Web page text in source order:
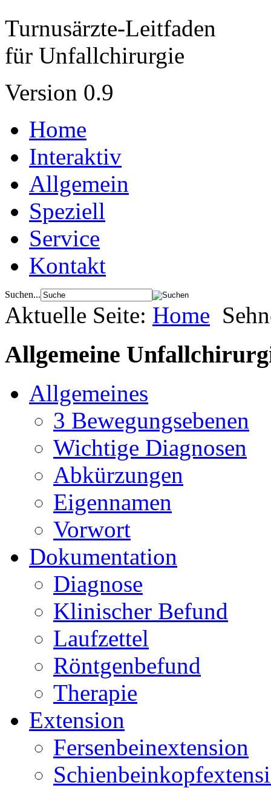
Turnusärzte-Leitfaden
für Unfallchirurgie
Version 0.9
Home
Interaktiv
Allgemein
Speziell
Service
Kontakt
Suchen...
Aktuelle Seite: Home
Allgemeine
Allgemeines
3 Bewegungsebenen
Wichtige Diagnosen
Abkürzungen
Eigennamen
Vorwort
Dokumentation
Diagnose
Klinischer Befund
Laufzettel
Röntgenbefund
Therapie
Extension
Fersenbeinextension